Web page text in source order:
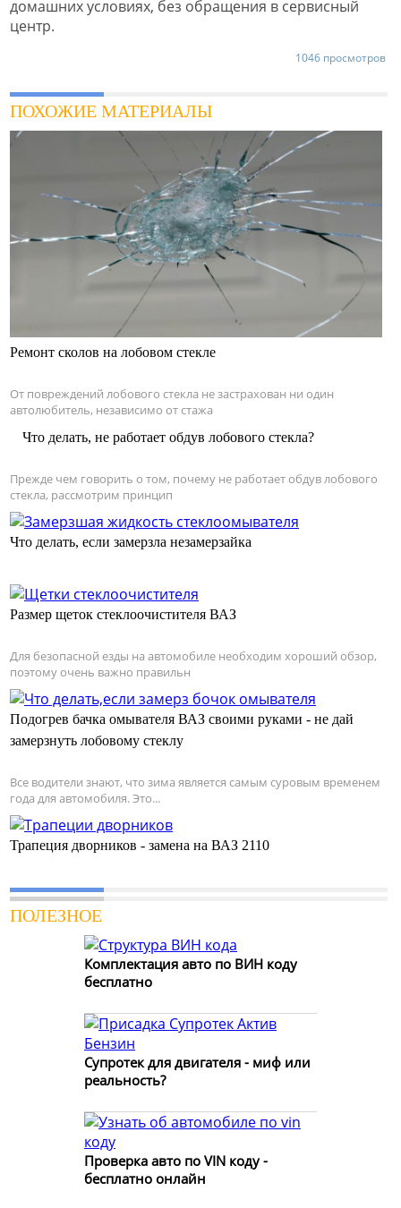
домашних условиях, без обращения в сервисный
центр.
1046 просмотров
ПОХОЖИЕ МАТЕРИАЛЫ
Ремонт сколов на лобовом стекле
От повреждений лобового стекла не застрахован ни один
автолюбитель, независимо от стажа
Что делать, не работает обдув лобового стекла?
Прежде чем говорить о том, почему не работает обдув лобового
стекла, рассмотрим принцип
Что делать, если замерзла незамерзайка
Размер щеток стеклоочистителя ВАЗ
Для безопасной езды на автомобиле необходим хороший обзор,
поэтому очень важно правильн
Подогрев бачка омывателя ВАЗ своими руками - не дай
замерзнуть лобовому стеклу
Все водители знают, что зима является самым суровым временем
года для автомобиля. Это...
Трапеция дворников - замена на ВАЗ 2110
ПОЛЕЗНОЕ
Комплектация авто по ВИН коду
бесплатно
Супротек для двигателя - миф или
реальность?
Проверка авто по VIN коду -
бесплатно онлайн